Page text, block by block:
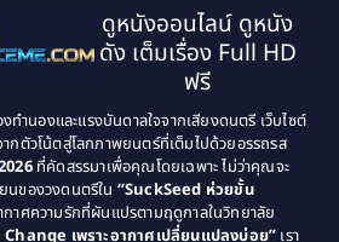
หนังคลาสสิก(25)
หนังคลาสสิก(134)
หนังคลาสสิก(21)
ตลก(515)
ตลก(46)
1994
1992
1988
1986
1984
ดูหนังออนไลน์ ดูหนัง
ดัง เต็มเรื่อง Full HD
ฟรี
ำนองและแรงบันดาลใจจากเสียงดนตรี เว็บไซต์
กตัวโน้ตสู่โลกภาพยนตร์ที่เต็มไปด้วยอรรถรส
ที่คัดสรรมาเพื่อคุณโดยเฉพาะ ไม่ว่าคุณจะ
นของวงดนตรีใน “SuckSeed ห่วยขั้น
าศความรักที่ผันแปรตามฤดูกาลในวิทยาลัย
Change เพราะอากาศเปลี่ยนแปลงบ่อย” เรา